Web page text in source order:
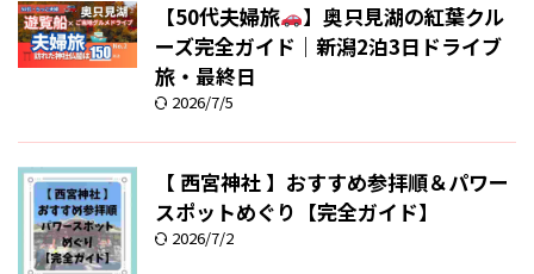
【50代夫婦旅
】奥只見湖の紅葉クル
ーズ完全ガイド｜新潟2泊3日ドライブ
旅・最終日
2026/7/5
【 西宮神社 】おすすめ参拝順＆パワー
スポットめぐり【完全ガイド】
2026/7/2